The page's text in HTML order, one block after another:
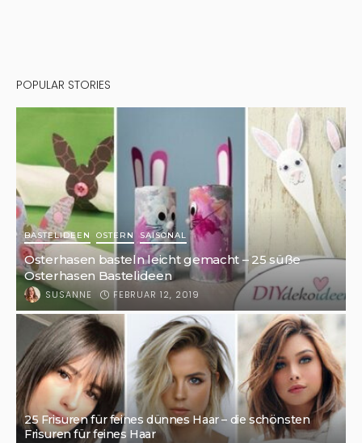
POPULAR STORIES
BASTELIDEEN OSTERN SAISONAL
Osterhasen basteln leicht gemacht – 25 süße
Osterhasen Bastelideen
SUSANNE FEBRUAR 12, 2019
25 Frisuren für feines dünnes Haar – die schönsten
Frisuren für feines Haar